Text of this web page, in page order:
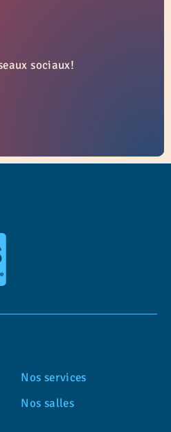
sociaux!
Nos services
Nos salles